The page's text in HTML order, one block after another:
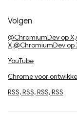
Volgen
@ChromiumDev op
X,@ChromiumDev op
YouTube
Chrome voor
RSS, RSS, RSS, RSS